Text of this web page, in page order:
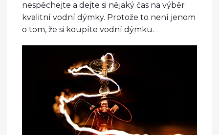
nespěchejte a dejte si nějaký čas na výběr
kvalitní vodní dýmky. Protože to není jenom
o tom, že si koupíte vodní dýmku.